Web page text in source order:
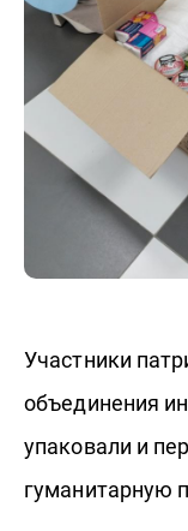
Участники
объединения
упаковали и
гуманитарную